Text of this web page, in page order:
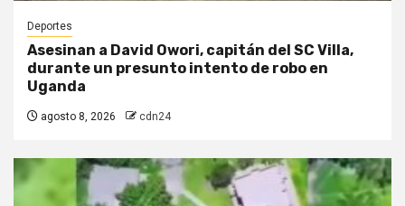
Deportes
Asesinan a David Owori, capitán del SC Villa,
durante un presunto intento de robo en
Uganda
agosto 8, 2026 cdn24